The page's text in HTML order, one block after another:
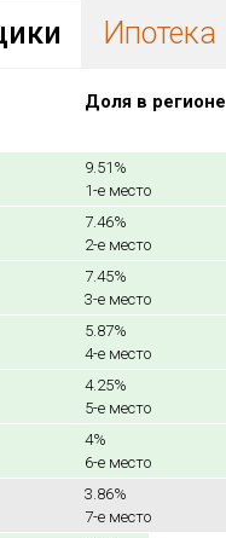
Ипотека
Доля в регионе
9.51%
1-е место
7.46%
2-е место
7.45%
3-е место
5.87%
4-е место
4.25%
5-е место
4%
6-е место
3.86%
7-е место